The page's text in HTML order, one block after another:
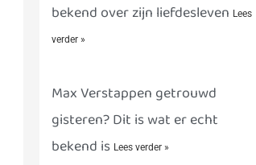
bekend over zijn liefdesleven Lees
verder »
Max Verstappen getrouwd
gisteren? Dit is wat er echt
bekend is Lees verder »